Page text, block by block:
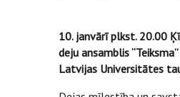
10. janvārī plkst. 20.00
deju ansamblis
Latvijas Universitātes